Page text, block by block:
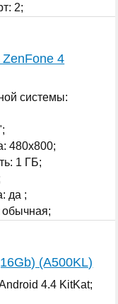
2;
4
системы:
480x800;
1 ГБ;
да ;
(A500KL)
4.4 KitKat;